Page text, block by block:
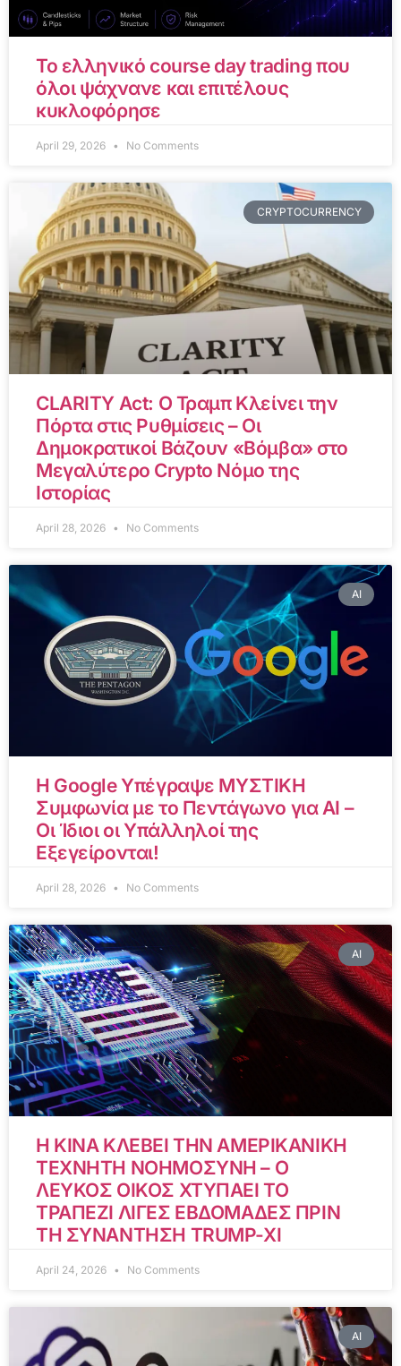
Το ελληνικό course day trading που
όλοι ψάχνανε και επιτέλους
κυκλοφόρησε
April 29, 2026 No Comments
CRYPTOCURRENCY
CLARITY Act: Ο Τραμπ Κλείνει την
Πόρτα στις Ρυθμίσεις – Οι
Δημοκρατικοί Βάζουν «Βόμβα» στο
Μεγαλύτερο Crypto Νόμο της
Ιστορίας
April 28, 2026 No Comments
AI
Η Google Υπέγραψε ΜΥΣΤΙΚΗ
Συμφωνία με το Πεντάγωνο για AI –
Οι Ίδιοι οι Υπάλληλοί της
Εξεγείρονται!
April 28, 2026 No Comments
AI
Η ΚΙΝΑ ΚΛΕΒΕΙ ΤΗΝ ΑΜΕΡΙΚΑΝΙΚΗ
ΤΕΧΝΗΤΗ ΝΟΗΜΟΣΥΝΗ – Ο
ΛΕΥΚΟΣ ΟΙΚΟΣ ΧΤΥΠΑΕΙ ΤΟ
ΤΡΑΠΕΖΙ ΛΙΓΕΣ ΕΒΔΟΜΑΔΕΣ ΠΡΙΝ
ΤΗ ΣΥΝΑΝΤΗΣΗ TRUMP-XI
April 24, 2026 No Comments
AI